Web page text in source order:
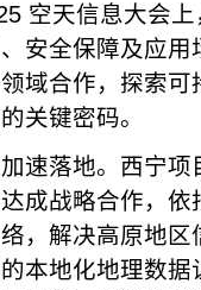
空天信息大会
安全保障及应
域合作，探索
关键密码。
速落地。西宁
成战略合作，
，解决高原地
本地化地理数